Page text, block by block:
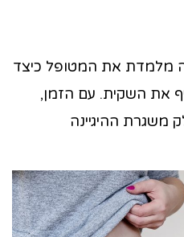
מלמדת את המטופל כיצד
את השקית. עם הזמן,
משגרת ההיגיינה